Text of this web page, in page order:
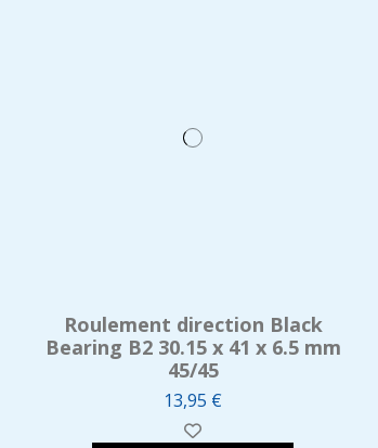
Roulement direction Black
Bearing B2 30.15 x 41 x 6.5 mm
45/45
13,95 €